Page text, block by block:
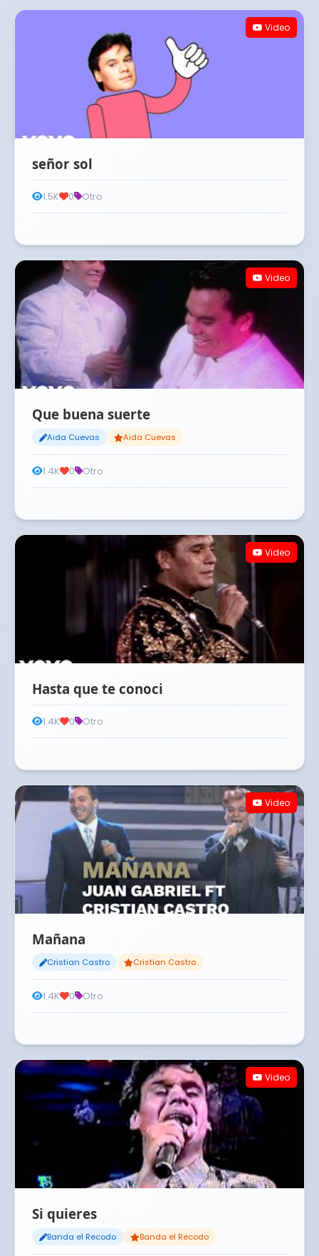
Video
señor sol
1.5K 0 Otro
Video
Que buena suerte
Aida Cuevas Aida Cuevas
1.4K 0 Otro
Video
Hasta que te conoci
1.4K 0 Otro
Video
Mañana
Cristian Castro Cristian Castro
1.4K 0 Otro
Video
Si quieres
Banda el Recodo Banda el Recodo